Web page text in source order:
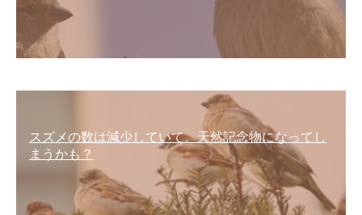
スズメの数は減少していて、天然記念物になってし
まうかも？